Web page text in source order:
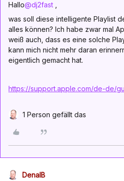
Hallo@dj2fast
was soll diese intelligente Playlist
alles können? Ich habe zwar mal
weiß auch, dass es eine solche
kann mich nicht mehr daran
eigentlich gemacht hat.
https://support.apple.com/de-de/
1 Person gefällt das
DenalB